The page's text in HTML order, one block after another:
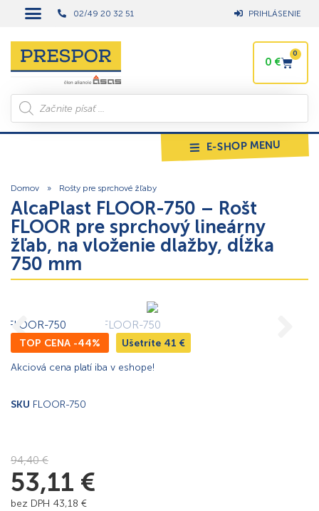
02/49 20 32 51 PRIHLÁSENIE
0 €
0
E-SHOP MENU
Domov » Rošty pre sprchové žľaby
AlcaPlast FLOOR-750 – Rošt
FLOOR pre sprchový lineárny
žľab, na vloženie dlažby, dĺžka
750 mm
TOP CENA -44% Ušetríte 41 €
Akciová cena platí iba v eshope!
SKU FLOOR-750
94,40€
53,11 €
bez DPH 43,18 €